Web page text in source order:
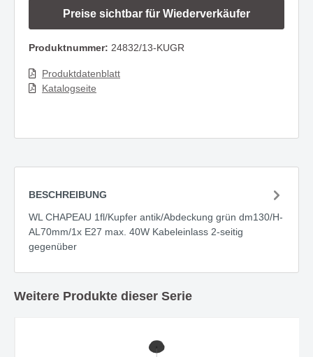
Preise sichtbar für Wiederverkäufer
Produktnummer: 24832/13-KUGR
Produktdatenblatt
Katalogseite
BESCHREIBUNG
WL CHAPEAU 1fl/Kupfer antik/Abdeckung grün dm130/H-
AL70mm/1x E27 max. 40W Kabeleinlass 2-seitig
gegenüber
Weitere Produkte dieser Serie